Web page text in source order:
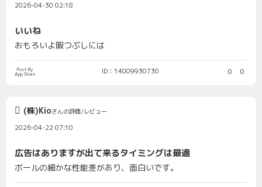
2026-04-30 02:18
いいね
おもろいよ暇つぶしには
Post By
App Store ID：14009930730 0 0
(株)Kioさんの評価/レビュー
2026-04-22 07:10
広告はありますが出て来るタイミングは最適
ボールの細かな性能差があり、面白いです。